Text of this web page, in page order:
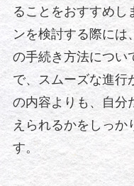
ることをおすすめし
ンを検討する際には
の手続き方法につい
で、スムーズな進行
の内容よりも、自分
えられるかをしっか
す。